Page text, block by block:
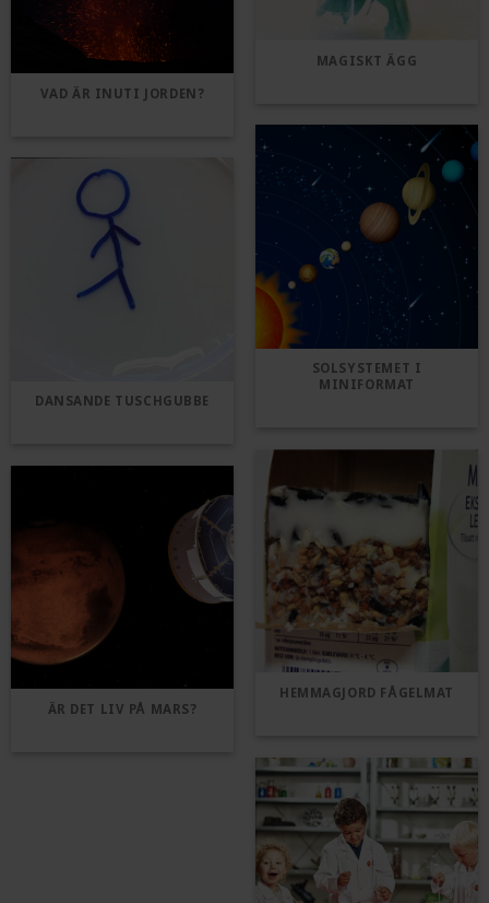
MAGISKT ÄGG
VAD ÄR INUTI JORDEN?
SOLSYSTEMET I
MINIFORMAT
DANSANDE TUSCHGUBBE
HEMMAGJORD FÅGELMAT
ÄR DET LIV PÅ MARS?